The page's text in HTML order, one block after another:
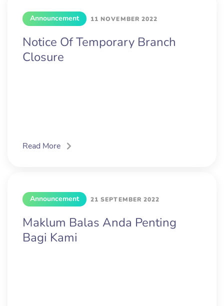
Announcement 11 NOVEMBER 2022
Notice Of Temporary Branch
Closure
Read More
Announcement 21 SEPTEMBER 2022
Maklum Balas Anda Penting
Bagi Kami